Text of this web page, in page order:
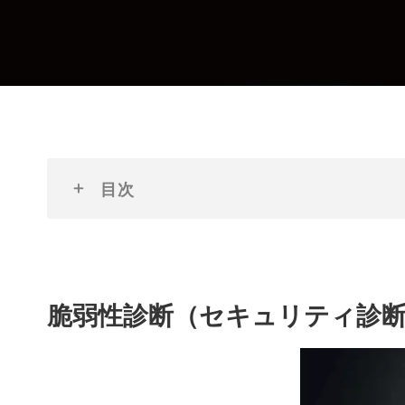
目次
脆弱性診断（セキュリティ診